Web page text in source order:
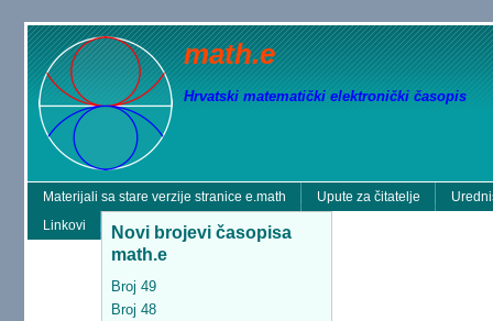
math.e
Hrvatski matematički elektronički časopis
Materijali sa stare verzije stranice e.math Upute za čitatelje
Linkovi
Novi brojevi časopisa
math.e
Broj 49
Broj 48